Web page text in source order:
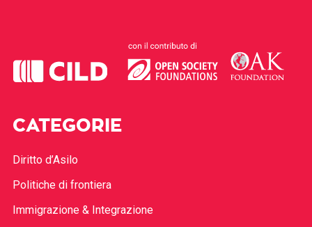
CATEGORIE
Diritto d’Asilo
Politiche di frontiera
Immigrazione & Integrazione